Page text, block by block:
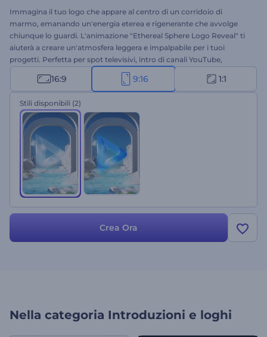
Immagina il tuo logo che appare al centro di un corridoio di
marmo, emanando un'energia eterea e rigenerante che avvolge
chiunque lo guardi. L'animazione "Ethereal Sphere Logo Reveal" ti
aiuterà a creare un'atmosfera leggera e impalpabile per i tuoi
progetti. Perfetta per spot televisivi, intro di canali YouTube,
promozioni di prodotti e molto altro. Carica il tuo logo e ottieni
un'animazione professionale in pochi minuti. Provala subito
gratuitamente!
16:9 9:16 1:1
Stili disponibili (2)
Crea Ora
Nella categoria Introduzioni e loghi